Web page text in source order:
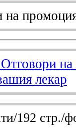
на
лекар
192 стр./